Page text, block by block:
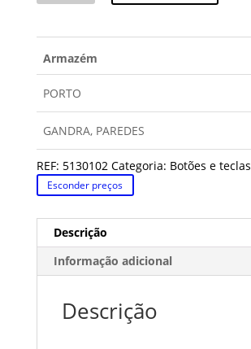
Armazém
PORTO
GANDRA, PAREDES
REF: 5130102 Categoria: Botões e teclas
Esconder preços
Descrição
Informação adicional
Descrição